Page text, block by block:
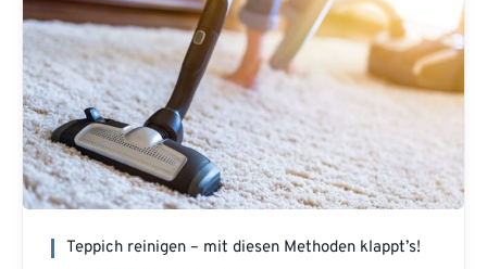
Teppich reinigen – mit diesen Methoden klappt’s!